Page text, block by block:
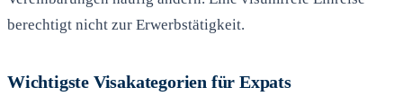
berechtigt nicht zur Erwerbstätigkeit.
Wichtigste Visakategorien für Expats